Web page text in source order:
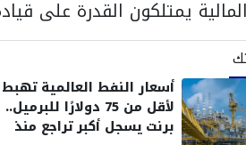
يمتلكون القدرة على
أسعار النفط العالمية تهبط
لأقل من 75 دولارًا
برنت يسجل أكبر تراجع منذ